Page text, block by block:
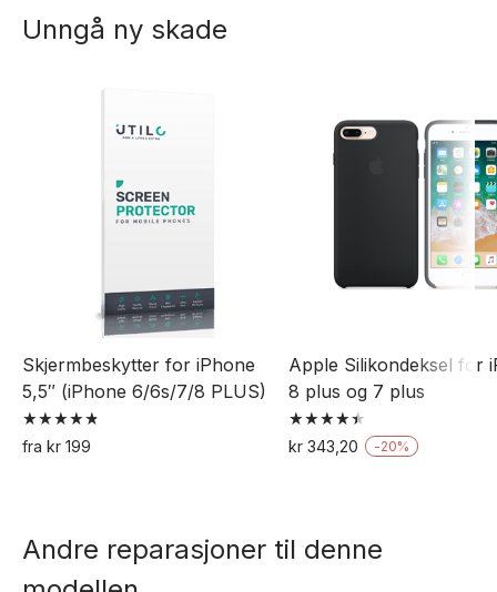
Unngå ny skade
Skjermbeskytter for iPhone
5,5″ (iPhone 6/6s/7/8 PLUS)
Vurdert
4.88
fra kr 199
flere
Apple Silikondeksel for
8 plus og 7 plus
Vurdert
4.50
kr343,20 -20%
flere
Andre reparasjoner til denne